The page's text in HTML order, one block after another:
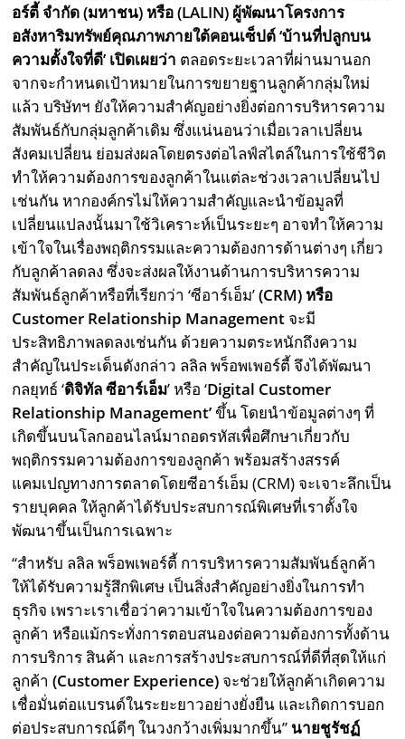
อร์ตี้ จำกัด (มหาชน) หรือ (LALIN) ผู้พัฒนาโครงการ
อสังหาริมทรัพย์คุณภาพภายใต้คอนเซ็ปต์ ‘บ้านที่ปลูกบน
ความตั้งใจที่ดี’ เปิดเผยว่า ตลอดระยะเวลาที่ผ่านมานอก
จากจะกำหนดเป้าหมายในการขยายฐานลูกค้ากลุ่มใหม่
แล้ว บริษัทฯ ยังให้ความสำคัญอย่างยิ่งต่อการบริหารความ
สัมพันธ์กับกลุ่มลูกค้าเดิม ซึ่งแน่นอนว่าเมื่อเวลาเปลี่ยน
สังคมเปลี่ยน ย่อมส่งผลโดยตรงต่อไลฟ์สไตล์ในการใช้ชีวิต
ทำให้ความต้องการของลูกค้าในแต่ละช่วงเวลาเปลี่ยนไป
เช่นกัน หากองค์กรไม่ให้ความสำคัญและนำข้อมูลที่
เปลี่ยนแปลงนั้นมาใช้วิเคราะห์เป็นระยะๆ อาจทำให้ความ
เข้าใจในเรื่องพฤติกรรมและความต้องการด้านต่างๆ เกี่ยว
กับลูกค้าลดลง ซึ่งจะส่งผลให้งานด้านการบริหารความ
สัมพันธ์ลูกค้าหรือที่เรียกว่า ‘ซีอาร์เอ็ม’(CRM) หรือ
Customer Relationship Management จะมี
ประสิทธิภาพลดลงเช่นกัน ด้วยความตระหนักถึงความ
สำคัญในประเด็นดังกล่าว ลลิล พร็อพเพอร์ตี้ จึงได้พัฒนา
กลยุทธ์ ‘ดิจิทัล ซีอาร์เอ็ม’ หรือ ‘Digital Customer
Relationship Management’ขึ้น โดยนำข้อมูลต่างๆ ที่
เกิดขึ้นบนโลกออนไลน์มาถอดรหัสเพื่อศึกษาเกี่ยวกับ
พฤติกรรมความต้องการของลูกค้า พร้อมสร้างสรรค์
แคมเปญทางการตลาดโดยซีอาร์เอ็ม (CRM) จะเจาะลึกเป็น
รายบุคคล ให้ลูกค้าได้รับประสบการณ์พิเศษที่เราตั้งใจ
พัฒนาขึ้นเป็นการเฉพาะ
“สำหรับ ลลิล พร็อพเพอร์ตี้ การบริหารความสัมพันธ์ลูกค้า
ให้ได้รับความรู้สึกพิเศษ เป็นสิ่งสำคัญอย่างยิ่งในการทำ
ธุรกิจ เพราะเราเชื่อว่าความเข้าใจในความต้องการของ
ลูกค้า หรือแม้กระทั่งการตอบสนองต่อความต้องการทั้งด้าน
การบริการ สินค้า และการสร้างประสบการณ์ที่ดีที่สุดให้แก่
ลูกค้า(Customer Experience) จะช่วยให้ลูกค้าเกิดความ
เชื่อมั่นต่อแบรนด์ในระยะยาวอย่างยั่งยืน และเกิดการบอก
ต่อประสบการณ์ดีๆ ในวงกว้างเพิ่มมากขึ้น” นายชูรัชฏ์